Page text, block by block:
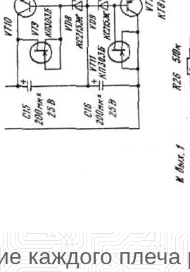
каждого плеча